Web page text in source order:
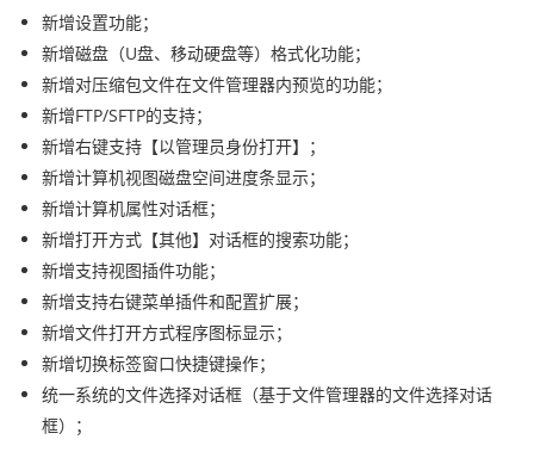
新增设置功能；
新增磁盘（U盘、移动硬盘等）格式化功能；
新增对压缩包文件在文件管理器内预览的功能；
新增FTP/SFTP的支持；
新增右键支持【以管理员身份打开】；
新增计算机视图磁盘空间进度条显示；
新增计算机属性对话框；
新增打开方式【其他】对话框的搜索功能；
新增支持视图插件功能；
新增支持右键菜单插件和配置扩展；
新增文件打开方式程序图标显示；
新增切换标签窗口快捷键操作；
统一系统的文件选择对话框（基于文件管理器的文件选择对话
框）；